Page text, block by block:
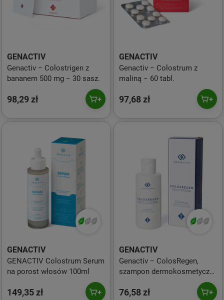
GENACTIV
Genactiv − Colostrigen z
bananem 500 mg − 30 sasz.
98,29 zł
GENACTIV
Genactiv − Colostrum z
maliną − 60 tabl.
97,68 zł
GENACTIV
GENACTIV Colostrum Serum
na porost włosów 100ml
149,35 zł
GENACTIV
Genactiv − ColosRegen,
szampon dermokosmetyczny
przeciw wypadaniu włosów −
150 ml
76,58 zł